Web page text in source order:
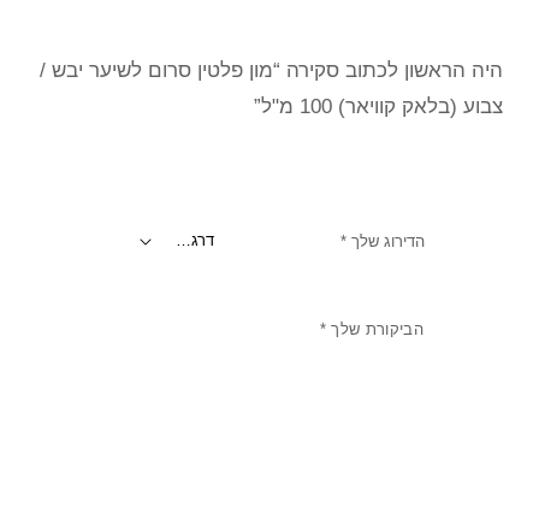
היה הראשון לכתוב סקירה “מון פלטין סרום לשיער יבש /
צבוע (בלאק קוויאר) 100 מ"ל”
הדירוג שלך *